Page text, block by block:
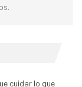
cuidar lo que